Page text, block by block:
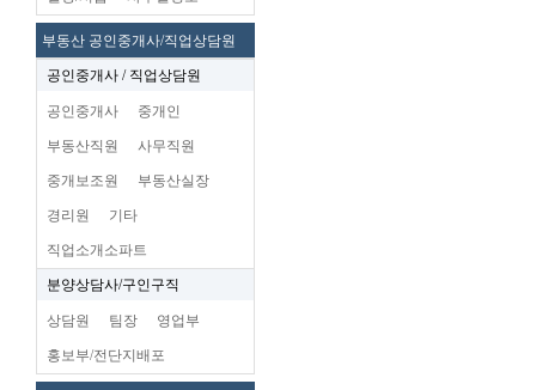
부동산 공인중개사/직업상담원
공인중개사 / 직업상담원
공인중개사 중개인
부동산직원 사무직원
중개보조원 부동산실장
경리원 기타
직업소개소파트
분양상담사/구인구직
상담원 팀장 영업부
홍보부/전단지배포